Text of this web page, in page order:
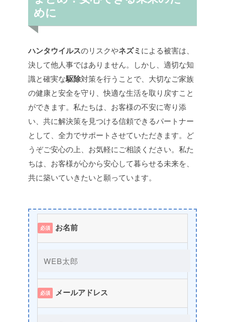
めに
ハンタウイルスのリスクやネズミ による被害は、
決して他人事ではありません。しかし、適切な知
識と確実な駆除対策を行うことで、大切なご家族
の健康と安全を守り、快適な生活を取り戻すこと
ができます。私たちは、お客様の不安に寄り添
い、共に解決策を見つける信頼できるパートナー
として、全力でサポートさせていただきます。ど
うぞご安心の上、お気軽にご相談ください。私た
ちは、お客様が心から安心して暮らせる未来を、
共に築いていきたいと願っています。
必須 お名前
必須 メールアドレス